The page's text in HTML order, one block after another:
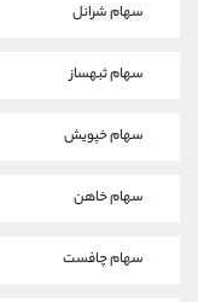
سهام شرانل
سهام ثبهساز
سهام خپویش
سهام خاهن
سهام چافست